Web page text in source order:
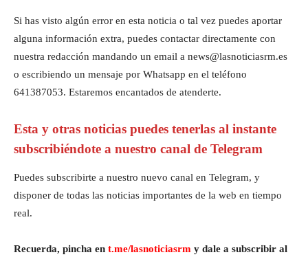
Si has visto algún error en esta noticia o tal vez puedes aportar
alguna información extra, puedes contactar directamente con
nuestra redacción mandando un email a news@lasnoticiasrm.es
o escribiendo un mensaje por Whatsapp en el teléfono
641387053. Estaremos encantados de atenderte.
Esta y otras noticias puedes tenerlas al instante
subscribiéndote a nuestro canal de Telegram
Puedes subscribirte a nuestro nuevo canal en Telegram, y
disponer de todas las noticias importantes de la web en tiempo
real.
Recuerda, pincha en t.me/lasnoticiasrm y dale a subscribir al